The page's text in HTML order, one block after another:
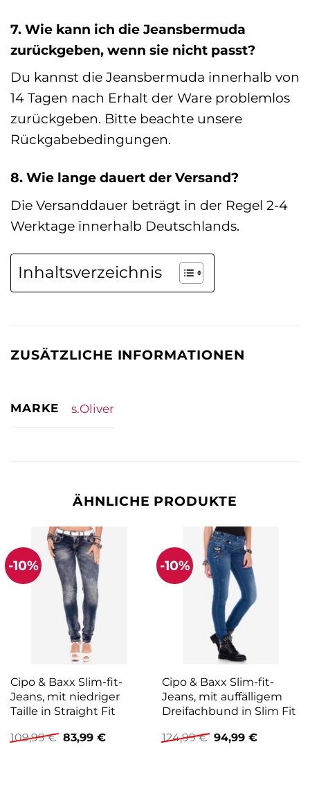
7. Wie kann ich die Jeansbermuda
zurückgeben, wenn sie nicht passt?
Du kannst die Jeansbermuda innerhalb von
14 Tagen nach Erhalt der Ware problemlos
zurückgeben. Bitte beachte unsere
Rückgabebedingungen.
8. Wie lange dauert der Versand?
Die Versanddauer beträgt in der Regel 2-4
Werktage innerhalb Deutschlands.
Inhaltsverzeichnis
ZUSÄTZLICHE INFORMATIONEN
MARKE s.Oliver
ÄHNLICHE PRODUKTE
-10%
Cipo & Baxx Slim-fit-
Jeans, mit niedriger
Taille in Straight Fit
109,99€ Ursprünglicher
Preis
83,99 €Aktueller
-10%
Cipo & Baxx Slim-fit-
Jeans, mit auffälligem
Dreifachbund in Slim Fit
124,99€ Ursprünglicher
Preis
94,99 €Aktueller